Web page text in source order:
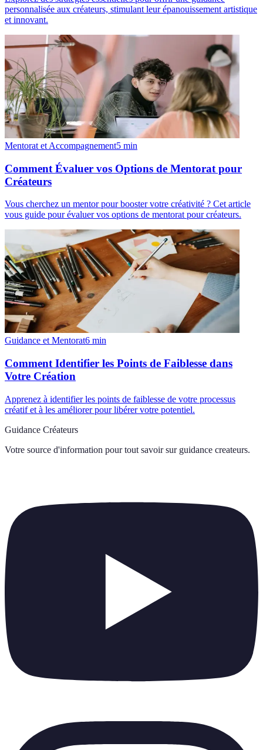
personnalisée aux créateurs, stimulant leur épanouissement artistique
et innovant.
Mentorat et Accompagnement5 min
Comment Évaluer vos Options de Mentorat pour
Créateurs
Vous cherchez un mentor pour booster votre créativité ? Cet article
vous guide pour évaluer vos options de mentorat pour créateurs.
Guidance et Mentorat6 min
Comment Identifier les Points de Faiblesse dans
Votre Création
Apprenez à identifier les points de faiblesse de votre processus
créatif et à les améliorer pour libérer votre potentiel.
Guidance Créateurs
Votre source d'information pour tout savoir sur guidance createurs.